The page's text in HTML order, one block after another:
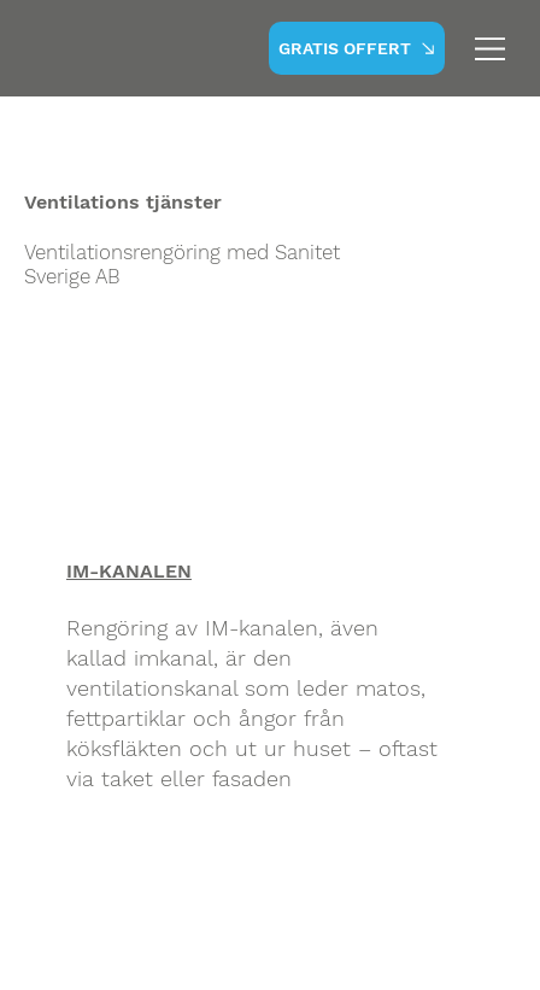
GRATIS OFFERT
Ventilations tjänster
Ventilationsrengöring med Sanitet
Sverige AB
IM-KANALEN
Rengöring av IM-kanalen, även
kallad imkanal, är den
ventilationskanal som leder matos,
fettpartiklar och ångor från
köksfläkten och ut ur huset – oftast
via taket eller fasaden